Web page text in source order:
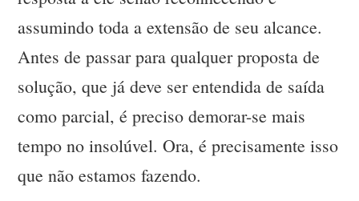
assumindo toda a extensão de seu alcance.
Antes de passar para qualquer proposta de
solução, que já deve ser entendida de saída
como parcial, é preciso demorar-se mais
tempo no insolúvel. Ora, é precisamente isso
que não estamos fazendo.